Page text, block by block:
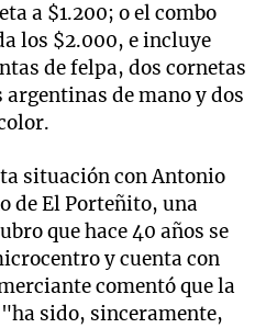
a $1.200; o el combo
los $2.000, e incluye
de felpa, dos cornetas
de mano y dos
situación con Antonio
de El Porteñito, una
que hace 40 años se
y cuenta con
comentó que la
"ha sido, sinceramente,